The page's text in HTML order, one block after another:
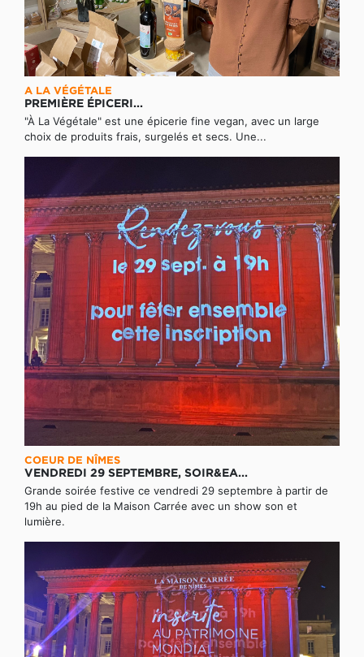
A LA VÉGÉTALE
PREMIÈRE ÉPICERI...
"À La Végétale" est une épicerie fine vegan, avec un large
choix de produits frais, surgelés et secs. Une...
COEUR DE NÎMES
VENDREDI 29 SEPTEMBRE, SOIR&EA...
Grande soirée festive ce vendredi 29 septembre à partir de
19h au pied de la Maison Carrée avec un show son et
lumière.